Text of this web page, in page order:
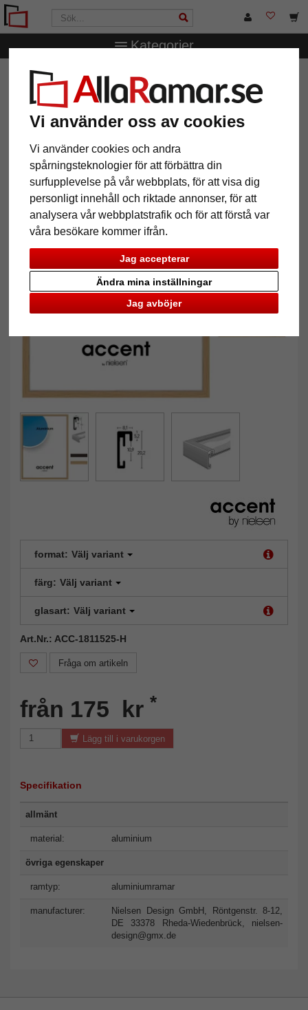
Vi använder oss av cookies
Vi använder cookies och andra
spårningsteknologier för att förbättra din
surfupplevelse på vår webbplats, för att visa dig
personligt innehåll och riktade annonser, för att
analysera vår webbplatstrafik och för att förstå var
våra besökare kommer ifrån.
Jag accepterar
Jag avböjer
Ändra mina inställningar
Kategorier
AllaRamar.se Märken accent
Aluminiumram Accent
Tillbaka
format: Välj variant
färg: Välj variant
glasart: Välj variant
Art.Nr.: ACC-1811525-H
Fråga om artikeln
från 175 kr *
Lägg till i varukorgen
Specifikation
allmänt
material: aluminium
övriga egenskaper
ramtyp: aluminiumramar
manufacturer:
Nielsen Design GmbH, Röntgenstr. 8-12,
DE 33378 Rheda-Wiedenbrück, nielsen-
design@gmx.de